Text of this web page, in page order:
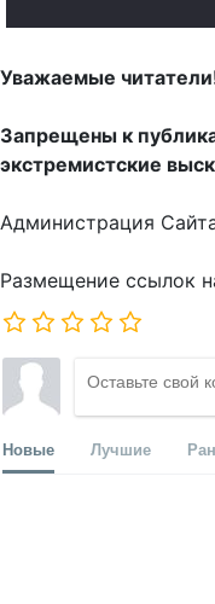
Уважаемые
Запрещены к
экстремистские
Администрация
Размещение ссылок
Новые Лучшие